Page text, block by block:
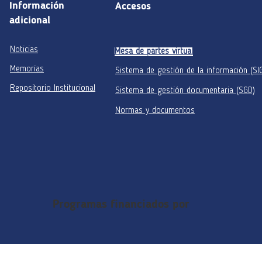
Información
adicional
Noticias
Memorias
Repositorio Institucional
Accesos
Mesa de partes virtual
Sistema de gestión de la información
Sistema de gestión documentaria (SGD)
Normas y documentos
Programas financiados por